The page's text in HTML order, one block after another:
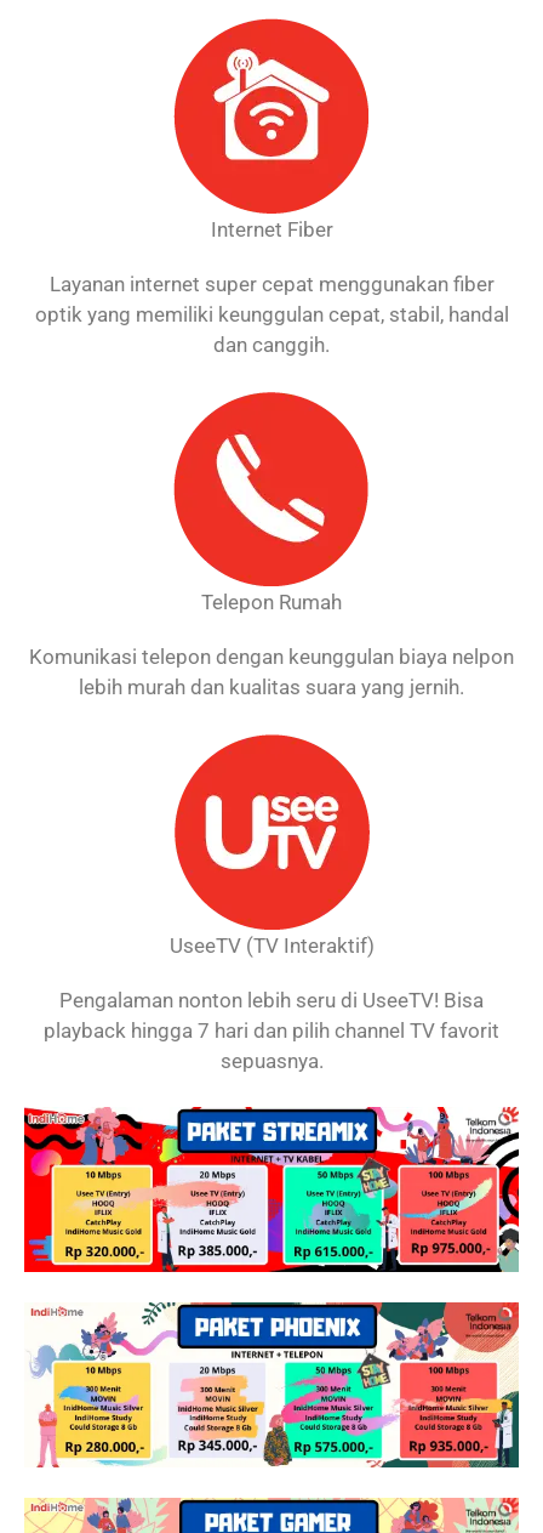
Internet Fiber
Layanan internet super cepat menggunakan fiber
optik yang memiliki keunggulan cepat, stabil, handal
dan canggih.
Telepon Rumah
Komunikasi telepon dengan keunggulan biaya nelpon
lebih murah dan kualitas suara yang jernih.
UseeTV (TV Interaktif)
Pengalaman nonton lebih seru di UseeTV! Bisa
playback hingga 7 hari dan pilih channel TV favorit
sepuasnya.